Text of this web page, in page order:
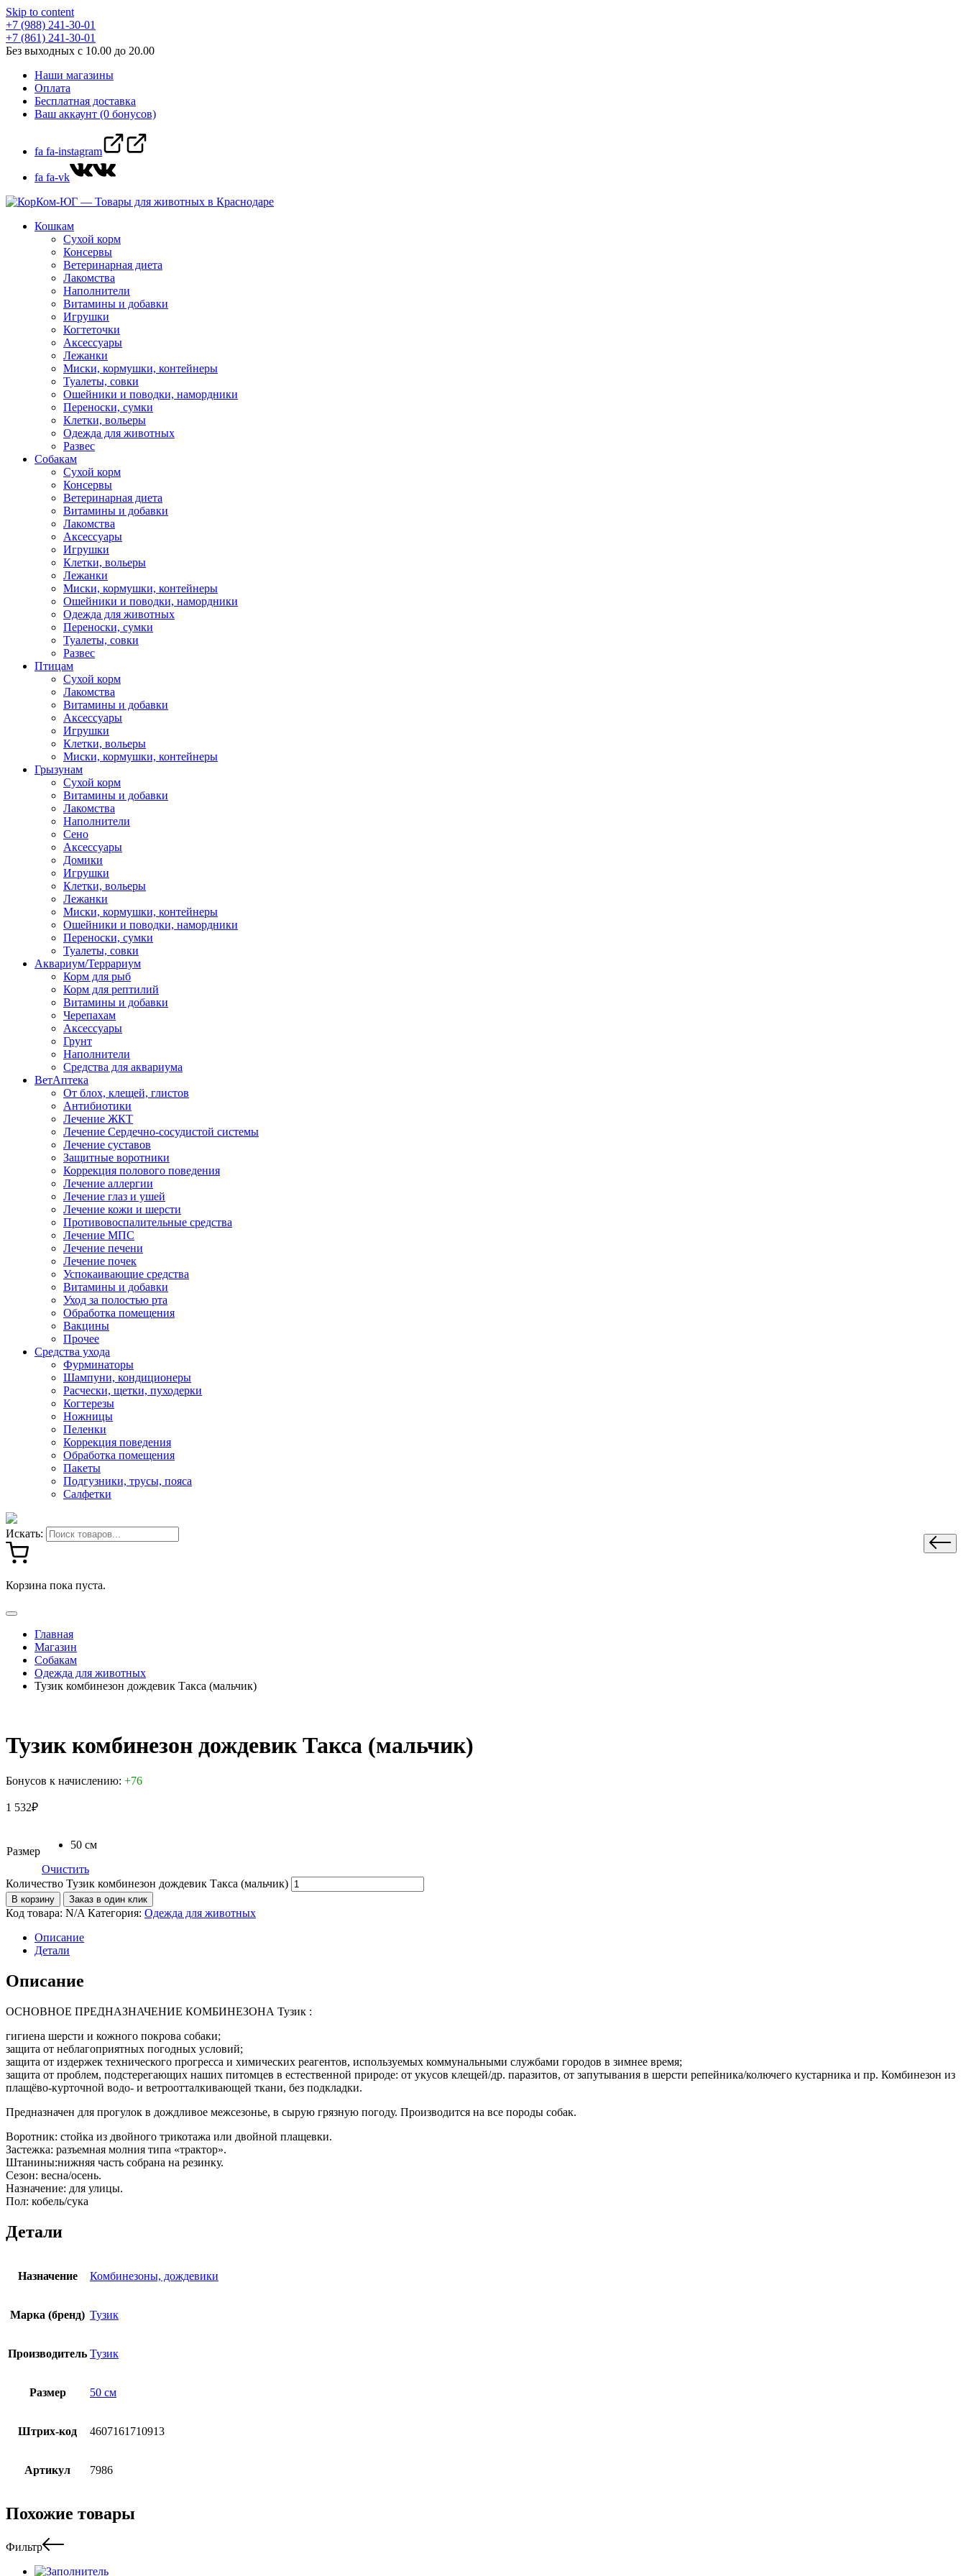
Skip to content
+7 (988) 241-30-01
+7 (861) 241-30-01
Без выходных с 10.00 до 20.00
Наши магазины
Оплата
Бесплатная доставка
Ваш аккаунт (0 бонусов)
fa fa-instagram
fa fa-vk
Кошкам
Сухой корм
Консервы
Ветеринарная диета
Лакомства
Наполнители
Витамины и добавки
Игрушки
Когтеточки
Аксессуары
Лежанки
Миски, кормушки, контейнеры
Туалеты, совки
Ошейники и поводки, намордники
Переноски, сумки
Клетки, вольеры
Одежда для животных
Развес
Собакам
Сухой корм
Консервы
Ветеринарная диета
Витамины и добавки
Лакомства
Аксессуары
Игрушки
Клетки, вольеры
Лежанки
Миски, кормушки, контейнеры
Ошейники и поводки, намордники
Одежда для животных
Переноски, сумки
Туалеты, совки
Развес
Птицам
Сухой корм
Лакомства
Витамины и добавки
Аксессуары
Игрушки
Клетки, вольеры
Миски, кормушки, контейнеры
Грызунам
Сухой корм
Витамины и добавки
Лакомства
Наполнители
Сено
Аксессуары
Домики
Игрушки
Клетки, вольеры
Лежанки
Миски, кормушки, контейнеры
Ошейники и поводки, намордники
Переноски, сумки
Туалеты, совки
Аквариум/Террариум
Корм для рыб
Корм для рептилий
Витамины и добавки
Черепахам
Аксессуары
Грунт
Наполнители
Средства для аквариума
ВетАптека
От блох, клещей, глистов
Антибиотики
Лечение ЖКТ
Лечение Сердечно-сосудистой системы
Лечение суставов
Защитные воротники
Коррекция полового поведения
Лечение аллергии
Лечение глаз и ушей
Лечение кожи и шерсти
Противовоспалительные средства
Лечение МПС
Лечение печени
Лечение почек
Успокаивающие средства
Витамины и добавки
Уход за полостью рта
Обработка помещения
Вакцины
Прочее
Средства ухода
Фурминаторы
Шампуни, кондиционеры
Расчески, щетки, пуходерки
Когтерезы
Ножницы
Пеленки
Коррекция поведения
Обработка помещения
Пакеты
Подгузники, трусы, пояса
Салфетки
Искать:
Корзина пока пуста.
Главная
Магазин
Собакам
Одежда для животных
Тузик комбинезон дождевик Такса (мальчик)
Тузик комбинезон дождевик Такса (мальчик)
Бонусов к начислению: +76
1 532₽
Размер
50 см
Очистить
Количество Тузик комбинезон дождевик Такса (мальчик)
В корзину Заказ в один клик
Код товара: N/A Категория: Одежда для животных
Описание
Детали
Описание
ОСНОВНОЕ ПРЕДНАЗНАЧЕНИЕ КОМБИНЕЗОНА Тузик :
гигиена шерсти и кожного покрова собаки;
защита от неблагоприятных погодных условий;
защита от издержек технического прогресса и химических реагентов, используемых коммунальными службами городов в зимнее время;
защита от проблем, подстерегающих наших питомцев в естественной природе: от укусов клещей/др. паразитов, от запутывания в шерсти репейника/колючего кустарника и пр. Комбинезон из
плащёво-курточной водо- и ветроотталкивающей ткани, без подкладки.
Предназначен для прогулок в дождливое межсезонье, в сырую грязную погоду. Производится на все породы собак.
Воротник: стойка из двойного трикотажа или двойной плащевки.
Застежка: разъемная молния типа «трактор».
Штанины:нижняя часть собрана на резинку.
Сезон: весна/осень.
Назначение: для улицы.
Пол: кобель/сука
Детали
Назначение Комбинезоны, дождевики
Марка (бренд) Тузик
Производитель Тузик
Размер 50 см
Штрих-код 4607161710913
Артикул 7986
Похожие товары
Фильтр